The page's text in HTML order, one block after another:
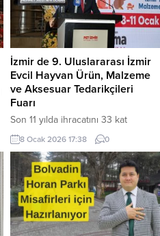
İzmir de 9. Uluslararası İzmir
Evcil Hayvan Ürün, Malzeme
ve Aksesuar Tedarikçileri
Fuarı
Son 11 yılda ihracatını 33 kat
artırarak 150 milyon doları aşan
evcil hayvan mamaları sektöründe
Türkiye’nin en büyük fuarı olan PET
İZMİR 2026 Fuarı, Gaziemir’deki
fuarizmir’de yoğun katılımın olduğu
görkemli bir törenle kapılarını açtı.
9. Uluslararası İzmir Evcil Hayvan
Ürün, Malzeme ve Aksesuar
8 Ocak 2026 17:38 0